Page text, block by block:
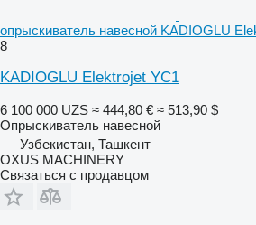
опрыскиватель навесной KADIOGLU
8
KADIOGLU Elektrojet YC1
6 100 000 UZS ≈ 444,80 € ≈ 513,90 $
Опрыскиватель навесной
Узбекистан, Ташкент
OXUS MACHINERY
Связаться с продавцом